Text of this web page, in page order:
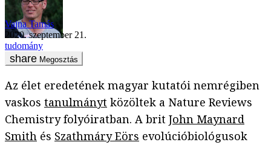
Vajna Tamás
2020. szeptember 21.
tudomány
Megosztás
Az élet eredetének magyar kutatói nemrégiben
vaskos tanulmányt közöltek a Nature Reviews
Chemistry folyóiratban. A brit John Maynard
Smith és Szathmáry Eörs evolúcióbiológusok